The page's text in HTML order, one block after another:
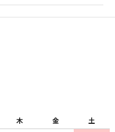
木 金
土